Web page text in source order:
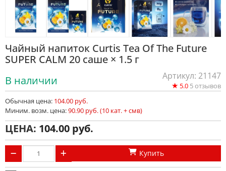
Чайный напиток Curtis Tea Of The Future
SUPER CALM 20 саше × 1.5 г
В наличии
Артикул: 21147
★ 5.0 5отзывов
Обычная цена: 104.00 руб.
Миним. возм. цена:90.90 руб. (10 кат. + смв)
ЦЕНА: 104.00
Купить